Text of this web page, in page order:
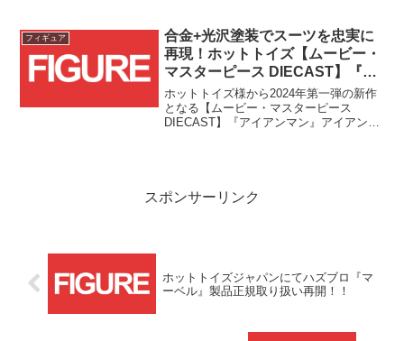
されました！！
フィギュア
合金+光沢塗装でスーツを忠実に
再現！ホットトイズ【ムービー・
マスターピース DIECAST】『ア
イアンマン』アイアンマン・マー
ク2(2.0版)の予約受付が開始！！
ホットトイズ様から2024年第一弾の新作
となる【ムービー・マスターピース
DIECAST】『アイアンマン』アイアンマ
スポンサーリンク
ホットトイズジャパンにてハズブロ『マ
ーベル』製品正規取り扱い再開！！